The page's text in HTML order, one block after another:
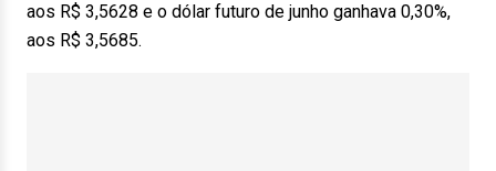
aos R$ 3,5628 e o dólar futuro de junho ganhava 0,30%,
aos R$ 3,5685.